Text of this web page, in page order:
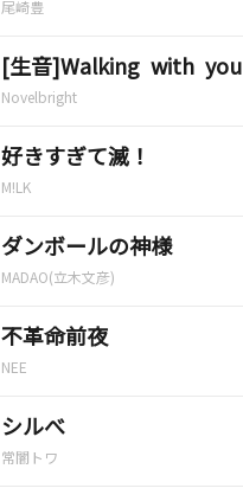
尾崎豊
[生音]Walking with you
Novelbright
好きすぎて滅！
M!LK
ダンボールの神様
MADAO(立木文彦)
不革命前夜
NEE
シルべ
常闇トワ